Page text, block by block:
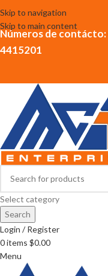
Skip to navigation
Skip to main content
Números de contácto:
4415201
Select category
Search
Login / Register
0items $0.00
Menu